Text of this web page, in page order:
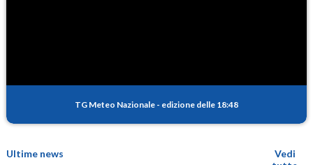
TG Meteo Nazionale - edizione delle 18:48
Ultime news
Vedi